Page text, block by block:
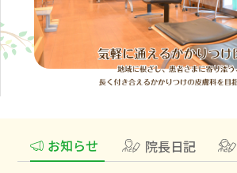
お知らせ 院長日記